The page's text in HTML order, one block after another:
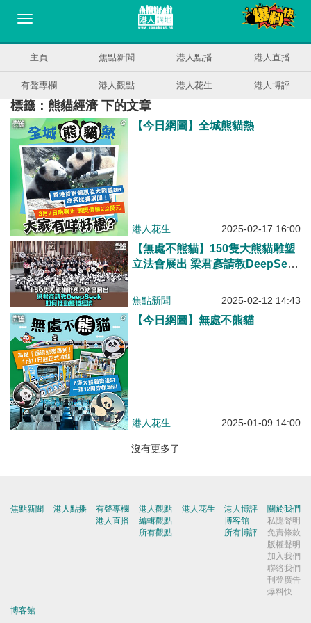
主頁 焦點新聞 港人點播 港人直播
有聲專欄 港人觀點 港人花生 港人博評
標籤：熊貓經濟 下的文章
【今日網圖】全城熊貓熱
港人花生 2025-02-17 16:00
【無處不熊貓】150隻大熊貓雕塑
立法會展出 梁君彥請教DeepSeek
焦點新聞 2025-02-12 14:43
【今日網圖】無處不熊貓
港人花生 2025-01-09 14:00
沒有更多了
焦點新聞 港人點播
有聲專欄
港人直播
港人觀點
編輯觀點
所有觀點
港人花生
港人博評
博客館
所有博評
關於我們
私隱聲明
免責條款
版權聲明
加入我們
聯絡我們
刊登廣告
爆料快
博客館